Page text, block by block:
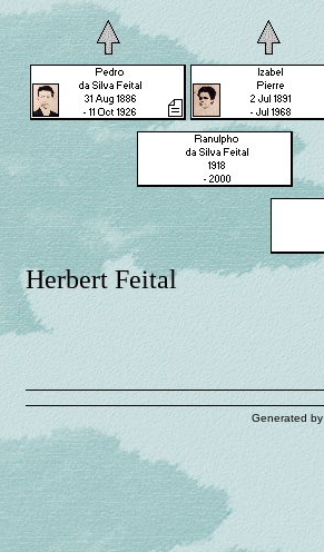
Herbert Feital
Generated by